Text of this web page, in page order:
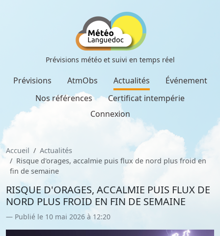
Prévisions météo et suivi en temps réel
Prévisions AtmObs Actualités
Événement
Nos références
Certificat intempérie
Connexion
Accueil
Actualités
Risque d'orages, accalmie puis flux de nord plus froid en
fin de semaine
RISQUE D'ORAGES, ACCALMIE PUIS FLUX DE
NORD PLUS FROID EN FIN DE SEMAINE
Publié le 10 mai 2026 à 12:20